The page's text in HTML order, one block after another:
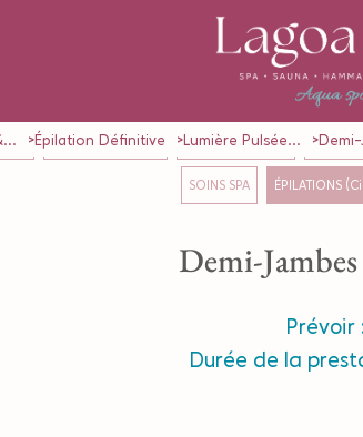
Épilation Définitive Lumière Pulsée...
MASSAGES en Solo MASSAGE en Duo
SOINS SPA ÉPILATIONS
Demi-
Prévoir
Durée de la